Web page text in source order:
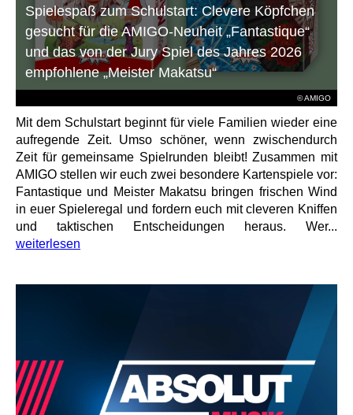
© AMIGO
Spielespaß zum Schulstart: Clevere Köpfchen
gesucht für die AMIGO-Neuheit „Fantastique“
und das von der Jury Spiel des Jahres 2026
empfohlene „Meister Makatsu“
Mit dem Schulstart beginnt für viele Familien wieder eine
aufregende Zeit. Umso schöner, wenn zwischendurch
Zeit für gemeinsame Spielrunden bleibt! Zusammen mit
AMIGO stellen wir euch zwei besondere Kartenspiele vor:
Fantastique und Meister Makatsu bringen frischen Wind
in euer Spieleregal und fordern euch mit cleveren Kniffen
und taktischen Entscheidungen heraus. Wer...
weiterlesen